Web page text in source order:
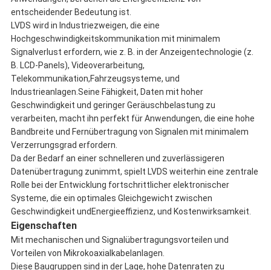
entscheidender Bedeutung ist.
LVDS wird in Industriezweigen, die eine
Hochgeschwindigkeitskommunikation mit minimalem
Signalverlust erfordern, wie z. B. in der Anzeigentechnologie (z.
B. LCD-Panels), Videoverarbeitung,
Telekommunikation,Fahrzeugsysteme, und
Industrieanlagen.Seine Fähigkeit, Daten mit hoher
Geschwindigkeit und geringer Geräuschbelastung zu
verarbeiten, macht ihn perfekt für Anwendungen, die eine hohe
Bandbreite und Fernübertragung von Signalen mit minimalem
Verzerrungsgrad erfordern.
Da der Bedarf an einer schnelleren und zuverlässigeren
Datenübertragung zunimmt, spielt LVDS weiterhin eine zentrale
Rolle bei der Entwicklung fortschrittlicher elektronischer
Systeme, die ein optimales Gleichgewicht zwischen
Geschwindigkeit undEnergieeffizienz, und Kostenwirksamkeit.
Eigenschaften
Mit mechanischen und Signalübertragungsvorteilen und
Vorteilen von Mikrokoaxialkabelanlagen.
Diese Baugruppen sind in der Lage, hohe Datenraten zu